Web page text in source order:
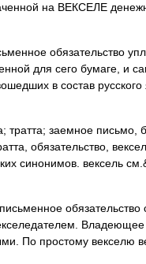
на ВЕКСЕЛЕ
обязательство
для сего бумаге, и
в состав русского
тратта; заемное письмо,
обязательство,
синонимов. вексель
Владеющее
По простому векселю